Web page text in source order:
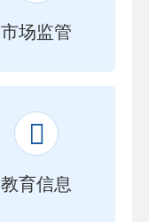
市场监管

教育信息